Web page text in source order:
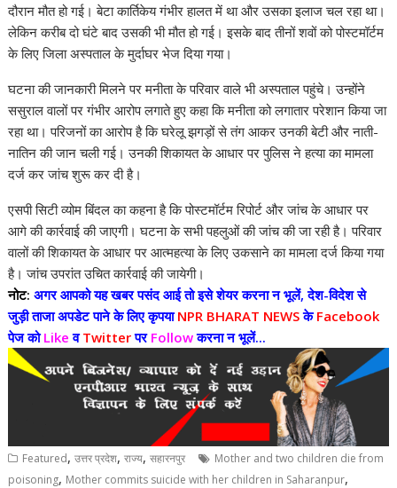
दौरान मौत हो गई। बेटा कार्तिकेय गंभीर हालत में था और उसका इलाज चल रहा था।
लेकिन करीब दो घंटे बाद उसकी भी मौत हो गई। इसके बाद तीनों शवों को पोस्टमॉर्टम
के लिए जिला अस्पताल के मुर्दाघर भेज दिया गया।
घटना की जानकारी मिलने पर मनीता के परिवार वाले भी अस्पताल पहुंचे। उन्होंने
ससुराल वालों पर गंभीर आरोप लगाते हुए कहा कि मनीता को लगातार परेशान किया जा
रहा था। परिजनों का आरोप है कि घरेलू झगड़ों से तंग आकर उनकी बेटी और नाती-
नातिन की जान चली गई। उनकी शिकायत के आधार पर पुलिस ने हत्या का मामला
दर्ज कर जांच शुरू कर दी है।
एसपी सिटी व्योम बिंदल का कहना है कि पोस्टमॉर्टम रिपोर्ट और जांच के आधार पर
आगे की कार्रवाई की जाएगी। घटना के सभी पहलुओं की जांच की जा रही है। परिवार
वालों की शिकायत के आधार पर आत्महत्या के लिए उकसाने का मामला दर्ज किया गया
है। जांच उपरांत उचित कार्रवाई की जायेगी।
नोट: अगर आपको यह खबर पसंद आई तो इसे शेयर करना न भूलें, देश-विदेश से
जुड़ी ताजा अपडेट पाने के लिए कृपयाNPR BHARAT NEWSके Facebook
पेज कोLike वTwitterपर Followकरना न भूलें...
Featured,उत्तर प्रदेश,राज्य,सहारनपुर
Mother and two children die from
poisoning, Mother commits suicide with her children in Saharanpur,